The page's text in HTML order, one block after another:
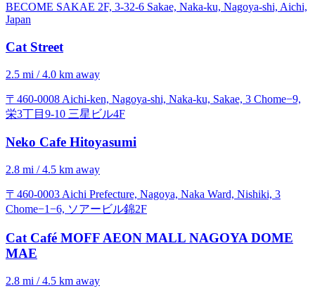
BECOME SAKAE 2F, 3-32-6 Sakae, Naka-ku, Nagoya-shi, Aichi,
Japan
Cat Street
2.5 mi / 4.0 km away
〒460-0008 Aichi-ken, Nagoya-shi, Naka-ku, Sakae, 3 Chome−9,
栄3丁目9-10 三星ビル4F
Neko Cafe Hitoyasumi
2.8 mi / 4.5 km away
〒460-0003 Aichi Prefecture, Nagoya, Naka Ward, Nishiki, 3
Chome−1−6, ソアービル錦2F
Cat Café MOFF AEON MALL NAGOYA DOME
MAE
2.8 mi / 4.5 km away